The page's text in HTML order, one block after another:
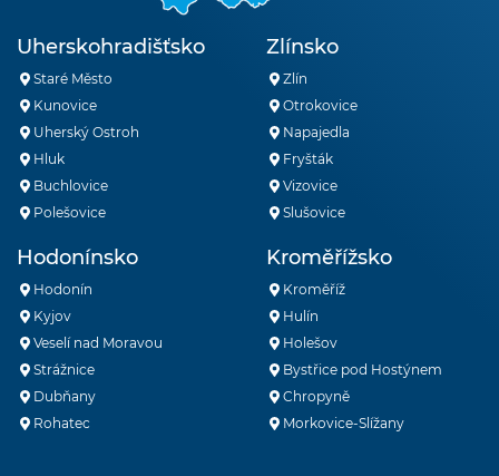
Uherskohradišťsko
Staré Město
Kunovice
Uherský Ostroh
Hluk
Buchlovice
Polešovice
Zlínsko
Zlín
Otrokovice
Napajedla
Fryšták
Vizovice
Slušovice
Hodonínsko
Hodonín
Kyjov
Veselí nad Moravou
Strážnice
Dubňany
Rohatec
Kroměřížsko
Kroměříž
Hulín
Holešov
Bystřice pod Hostýnem
Chropyně
Morkovice-Slížany